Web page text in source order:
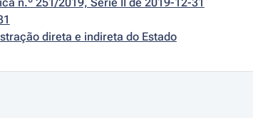
direta e indireta do Estado